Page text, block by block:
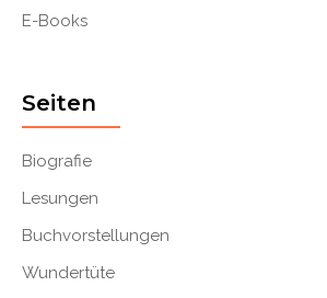
E-Books
Seiten
Biografie
Lesungen
Buchvorstellungen
Wundertüte